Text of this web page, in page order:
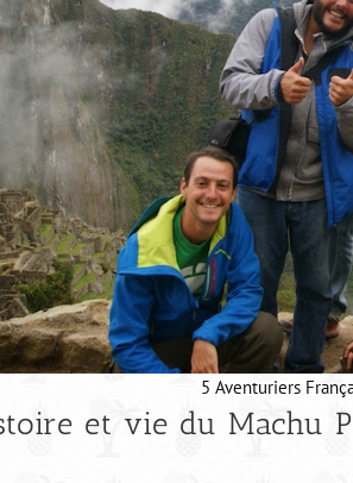
5 Aventuriers
et vie du Machu